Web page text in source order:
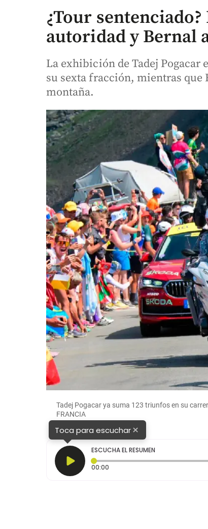
¿Tour
autoridad y Bernal
La exhibición de Tadej Pogacar
su sexta fracción, mientras que
montaña.
Tadej Pogacar ya suma 123 triunfos en su
FRANCIA
Toca para escuchar×
ESCUCHA EL RESUMEN
00:00